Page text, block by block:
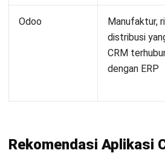
Odoo
Manufaktur,
distribusi
CRM
dengan ERP
Rekomendasi Aplikasi